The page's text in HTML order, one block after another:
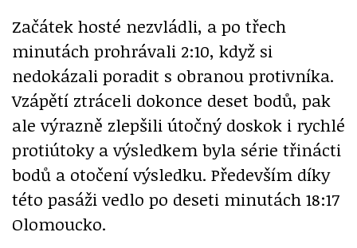
Začátek hosté nezvládli, a po třech
minutách prohrávali 2:10, když si
nedokázali poradit s obranou protivníka.
Vzápětí ztráceli dokonce deset bodů, pak
ale výrazně zlepšili útočný doskok i rychlé
protiútoky a výsledkem byla série třinácti
bodů a otočení výsledku. Především díky
této pasáži vedlo po deseti minutách 18:17
Olomoucko.